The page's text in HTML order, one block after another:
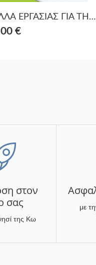
ΦΥΛΛΑ ΕΡΓΑΣΙΑΣ ΓΙΑ ΤΗ ΓΛΩΣΣΑ-B ΔΗΜΟΤΙΚΟΥ
€
στον
σας
της Κω
με